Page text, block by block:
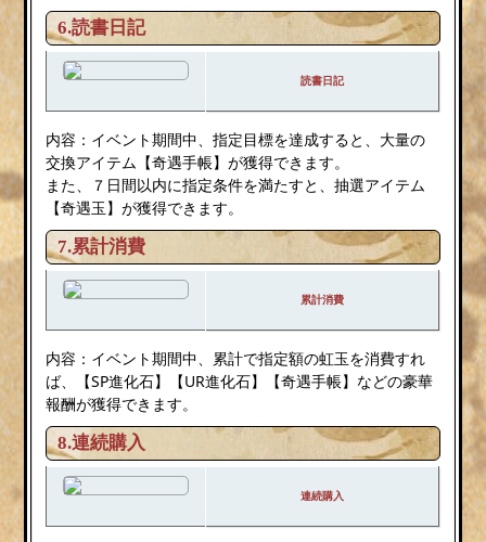
6.読書日記
読書日記
内容：イベント期間中、指定目標を達成すると、大量の
交換アイテム【奇遇手帳】が獲得できます。
また、７日間以内に指定条件を満たすと、抽選アイテム
【奇遇玉】が獲得できます。
7.累計消費
累計消費
内容：イベント期間中、累計で指定額の虹玉を消費すれ
ば、【SP進化石】【UR進化石】【奇遇手帳】などの豪華
報酬が獲得できます。
8.連続購入
連続購入